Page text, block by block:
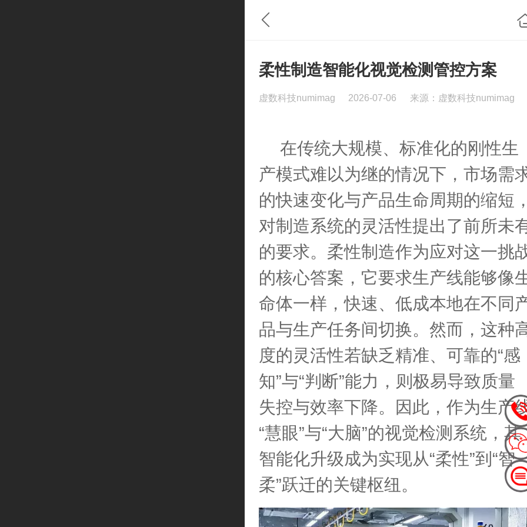
柔性制造智能化视觉检测管控方案
虚数科技numimag 2026-07-06 来源：虚数科技numimag
在传统大规模、标准化的刚性生
产模式难以为继的情况下，市场需
的快速变化与产品生命周期的缩短，
对制造系统的灵活性提出了前所未
的要求。柔性制造作为应对这一挑
的核心答案，它要求生产线能够像
命体一样，快速、低成本地在不同
品与生产任务间切换。然而，这种
度的灵活性若缺乏精准、可靠的“感
知”与“判断”能力，则极易导致质量
失控与效率下降。因此，作为生产
“慧眼”与“大脑”的视觉检测系统，其
智能化升级成为实现从“柔性”到“智
柔”跃迁的关键枢纽。